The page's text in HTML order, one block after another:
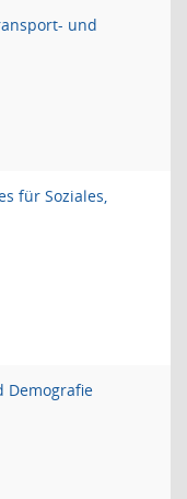
und
für Soziales,
Demografie